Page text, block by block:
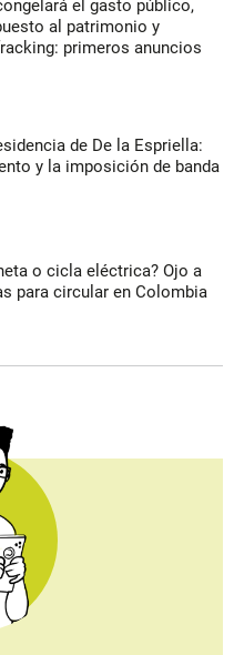
el gasto público,
al patrimonio y
primeros anuncios
de De la Espriella:
y la imposición de banda
o cicla eléctrica? Ojo a
para circular en Colombia